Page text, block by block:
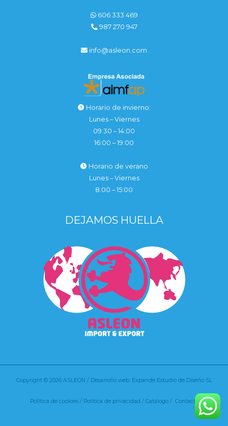
606 333 469
987 270 947
info@asleon.com
Horario de invierno:
Lunes – Viernes
09:30 – 14:00
16:00 – 19:00
Horario de verano
Lunes – Viernes
8:00 – 15:00
DEJAMOS HUELLA
Copyright © 2026 ASLEON / Desarrollo web: Expande Estudio de Diseño SL
Política de cookies/ Política de privacidad / Catálogo / Contacto